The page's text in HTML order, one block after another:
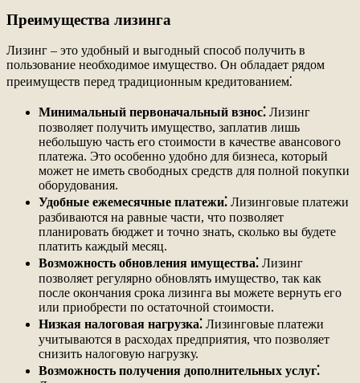
Преимущества лизинга
Лизинг – это удобный и выгодный способ получить в
пользование необходимое имущество. Он обладает рядом
преимуществ перед традиционным кредитованием⁚
Минимальный первоначальный взнос⁚ Лизинг
позволяет получить имущество, заплатив лишь
небольшую часть его стоимости в качестве авансового
платежа. Это особенно удобно для бизнеса, который
может не иметь свободных средств для полной покупки
оборудования.
Удобные ежемесячные платежи⁚ Лизинговые платежи
разбиваются на равные части, что позволяет
планировать бюджет и точно знать, сколько вы будете
платить каждый месяц.
Возможность обновления имущества⁚ Лизинг
позволяет регулярно обновлять имущество, так как
после окончания срока лизинга вы можете вернуть его
или приобрести по остаточной стоимости.
Низкая налоговая нагрузка⁚ Лизинговые платежи
учитываются в расходах предприятия, что позволяет
снизить налоговую нагрузку.
Возможность получения дополнительных услуг⁚